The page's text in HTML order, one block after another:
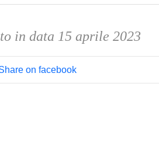
in data 15 aprile 2023